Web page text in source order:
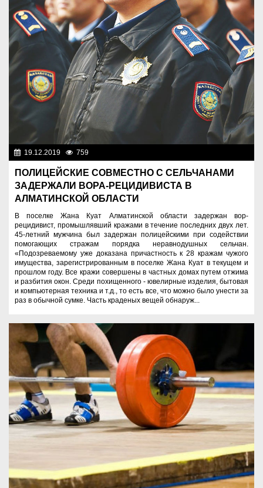
19.12.2019 759
ПОЛИЦЕЙСКИЕ СОВМЕСТНО С СЕЛЬЧАНАМИ
ЗАДЕРЖАЛИ ВОРА-РЕЦИДИВИСТА В
АЛМАТИНСКОЙ ОБЛАСТИ
В поселке Жана Куат Алматинской области задержан вор-
рецидивист, промышлявший кражами в течение последних двух лет.
45-летний мужчина был задержан полицейскими при содействии
помогающих стражам порядка неравнодушных сельчан.
«Подозреваемому уже доказана причастность к 28 кражам чужого
имущества, зарегистрированным в поселке Жана Куат в текущем и
прошлом году. Все кражи совершены в частных домах путем отжима
и разбития окон. Среди похищенного - ювелирные изделия, бытовая
и компьютерная техника и т.д., то есть все, что можно было унести за
раз в обычной сумке. Часть краденых вещей обнаруж...